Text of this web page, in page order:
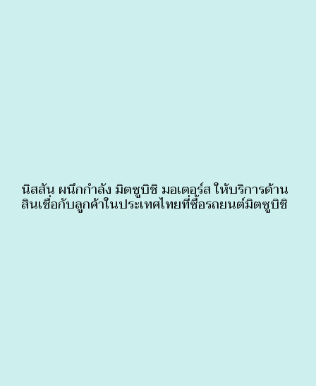
นิสสัน ผนึกกำลัง มิตซูบิชิ มอเตอร์ส ให้บริการด้าน
สินเชื่อกับลูกค้าในประเทศไทยที่ซื้อรถยนต์มิตซูบิชิ